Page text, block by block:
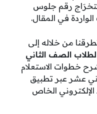
رقم جلوس
في المقال.
من خلاله إلى
الصف الثاني
خطوات الاستعلام
عشر عبر تطبيق
الخاص